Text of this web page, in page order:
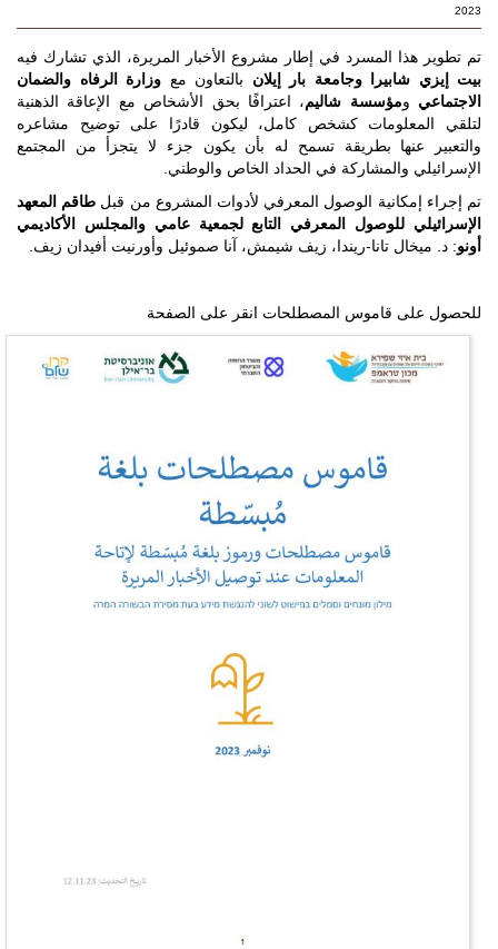
2023
تم تطوير هذا المسرد في إطار مشروع الأخبار المريرة، الذي تشارك فيه
بيت إيزي شابيرا وجامعة بار إيلان بالتعاون مع وزارة الرفاه والضمان
الاجتماعي ومؤسسة شاليم، اعترافًا بحق الأشخاص مع الإعاقة الذهنية
لتلقي المعلومات كشخص كامل، ليكون قادرًا على توضيح مشاعره
والتعبير عنها بطريقة تسمح له بأن يكون جزء لا يتجزأ من المجتمع
الإسرائيلي والمشاركة في الحداد الخاص والوطني.
تم إجراء إمكانية الوصول المعرفي لأدوات المشروع من قبل طاقم المعهد
الإسرائيلي للوصول المعرفي التابع لجمعية عامي والمجلس الأكاديمي
أونو: د. ميخال تانا-ريندا، زيف شيمش، آنا صموئيل وأورنيت أفيدان زيف.
للحصول على قاموس المصطلحات انقر على الصفحة